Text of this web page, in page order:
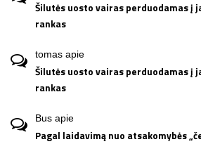
Šilutės uosto vairas perduodamas į
rankas
tomas apie
Šilutės uosto vairas perduodamas į
rankas
Bus apie
Pagal laidavimą nuo atsakomybės